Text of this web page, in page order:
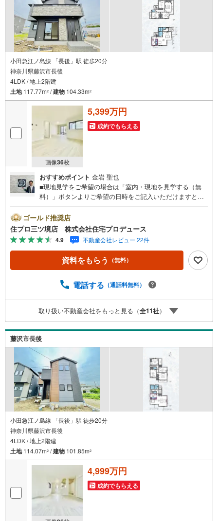
小田急江ノ島線 「長後」駅 徒歩20分
神奈川県藤沢市長後
4LDK / 地上2階建
土地117.77m2 /建物 104.33m2
画像36枚
5,399万円
成約でもらえる
おすすめポイント 金岩 聖也
■現地見学をご希望の場合は「室内・現地を見学する（無
料）」ボタンよりご希望の日時をご記入いただけますとス
リアに強い！ 住プロは、藤沢市・綾瀬市エリアの不動産売
買専門会社です！最新物件情報や当社限定で販売する物件
情報も多数ございますので、お気軽にお問合せ下さい！ ----
---------- 弊社独自の住宅ローン提案システム 弊社ではファ
イナンシャル専門スタッフによる【丁寧な資金アドバイ
ス】【ファイナンシャルプラン提案書の作成】を随時行っ
ローン残高】【住宅購入者だけが加入できる無料の生命保
多くなる【教育費】住宅を買った後から始まる【住宅ロー
ン返済】65歳以上から必要になる【老後の費用負担】住宅
探しの【このタイミング】で不安な部分を明確にしていき
ませんか？？ --------------
ゴールド推奨店
住プロ三ツ境店 株式会社住宅プロデュース
4.9 不動産会社レビュー 22件
資料をもらう （無料）
電話する （通話料無料）
取り扱い不動産会社をもっと見る（全11社）
藤沢市長後
小田急江ノ島線 「長後」駅 徒歩20分
神奈川県藤沢市長後
4LDK / 地上2階建
土地114.07m2 /建物 101.85m2
4,999万円
成約でもらえる